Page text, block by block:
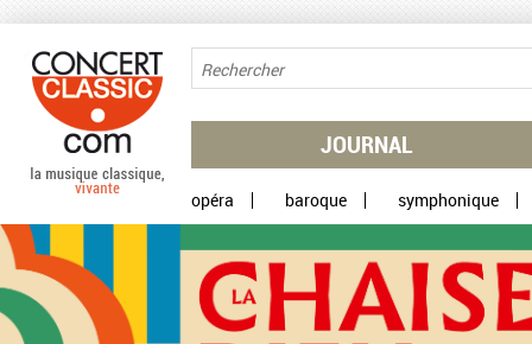
JOURNAL
opéra baroque symphonique